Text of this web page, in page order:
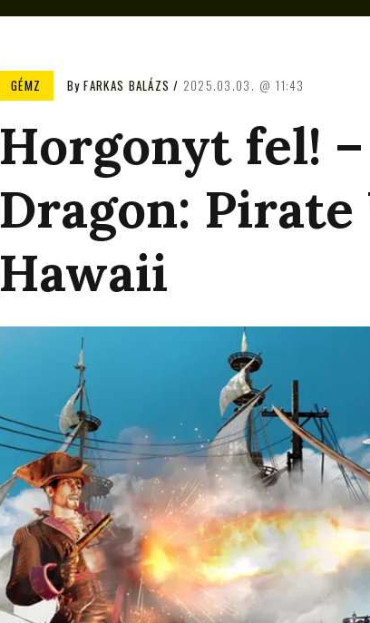
GÉMZ ByFARKAS BALÁZS 2025.03.03. 11:43
Horgonyt fel!
Dragon: Pirate
Hawaii